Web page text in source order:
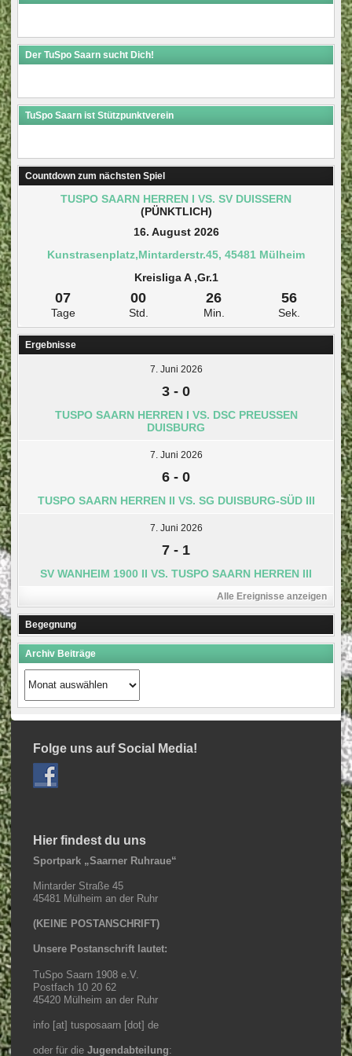
Der TuSpo Saarn sucht Dich!
TuSpo Saarn ist Stützpunktverein
Countdown zum nächsten Spiel
TUSPO SAARN HERREN I VS. SV DUISSERN
(PÜNKTLICH)
16. August 2026
Kunstrasenplatz,Mintarderstr.45, 45481 Mülheim
Kreisliga A ,Gr.1
07
Tage
00
Std.
26
Min.
55
Sek.
Ergebnisse
7. Juni 2026
3 - 0
TUSPO SAARN HERREN I VS. DSC PREUSSEN D
UISBURG
7. Juni 2026
6 - 0
TUSPO SAARN HERREN II VS. SG DUISBURG-SÜD III
7. Juni 2026
7 - 1
SV WANHEIM 1900 II VS. TUSPO SAARN HERREN III
Alle Ereignisse anzeigen
Begegnung
Archiv Beiträge
Archiv
Beiträge
Folge uns auf Social Media!
Hier findest du uns
Sportpark „Saarner Ruhraue“
Mintarder Straße 45
45481 Mülheim an der Ruhr
(KEINE POSTANSCHRIFT)
Unsere Postanschrift lautet:
TuSpo Saarn 1908 e.V.
Postfach 10 20 62
45420 Mülheim an der Ruhr
info [at] tusposaarn [dot] de
oder für die Jugendabteilung: